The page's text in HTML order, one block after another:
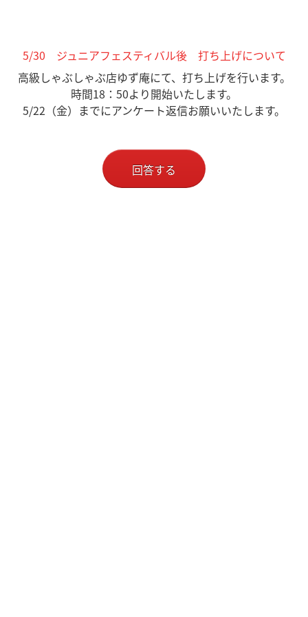
5/30 ジュニアフェスティバル後 打ち上げについて
高級しゃぶしゃぶ店ゆず庵にて、打ち上げを行います。
時間18：50より開始いたします。
5/22（金）までにアンケート返信お願いいたします。
回答する